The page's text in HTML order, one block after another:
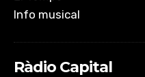
Info musical
Ràdio Capital